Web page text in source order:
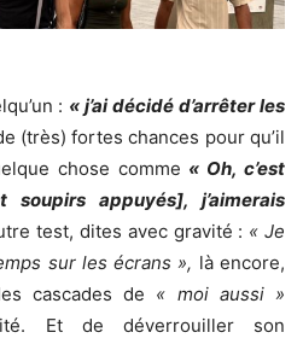
: « j’ai décidé d’arrêter les
(très) fortes chances pour qu’il
chose comme « Oh, c’est
appuyés], j’aimerais
test, dites avec gravité : « Je
sur les écrans », là encore,
cascades de « moi aussi »
Et de déverrouiller son